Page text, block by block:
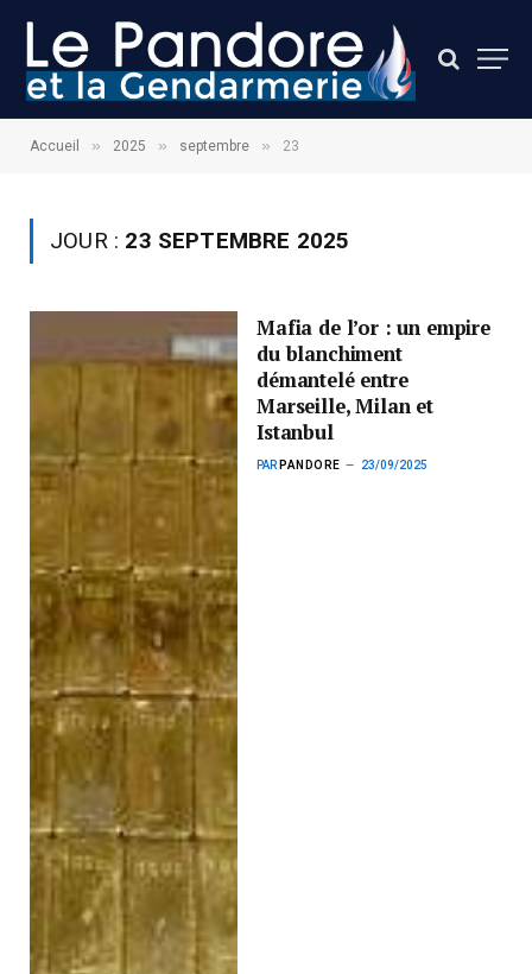
Accueil » 2025 » septembre » 23
JOUR : 23 SEPTEMBRE 2025
Mafia de l’or : un empire
du blanchiment
démantelé entre
Marseille, Milan et
Istanbul
PAR PANDORE 23/09/2025